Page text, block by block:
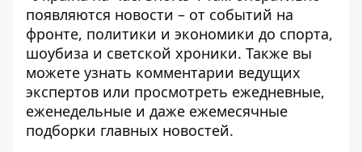
появляются новости – от событий на
фронте, политики и экономики до спорта,
шоубиза и светской хроники. Также вы
можете узнать комментарии ведущих
экспертов или просмотреть ежедневные,
еженедельные и даже ежемесячные
подборки главных новостей.